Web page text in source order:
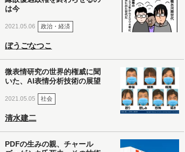
は今
2021.05.06 政治・経済
ぼうごなつこ
微表情研究の世界的権威に聞
いた、AI表情分析技術の展望
2021.05.05 社会
清水建二
PDFの生みの親、チャール